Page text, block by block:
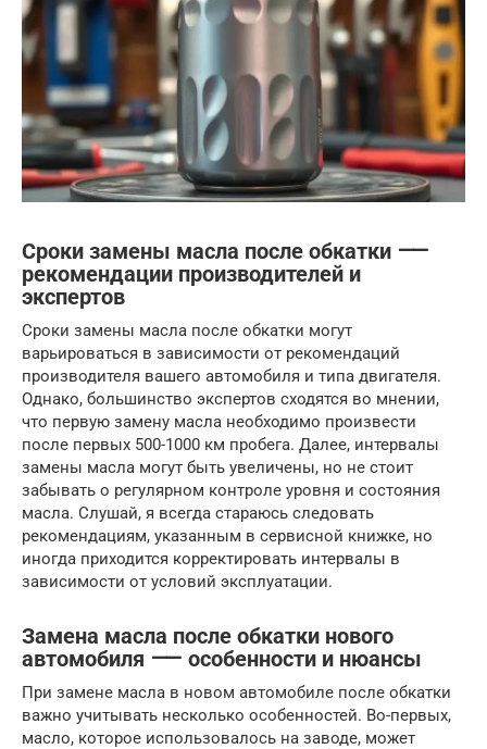
Сроки замены масла после обкатки ⸺
рекомендации производителей и
экспертов
Сроки замены масла после обкатки могут
варьироваться в зависимости от рекомендаций
производителя вашего автомобиля и типа двигателя.
Однако, большинство экспертов сходятся во мнении,
что первую замену масла необходимо произвести
после первых 500-1000 км пробега. Далее, интервалы
замены масла могут быть увеличены, но не стоит
забывать о регулярном контроле уровня и состояния
масла. Слушай, я всегда стараюсь следовать
рекомендациям, указанным в сервисной книжке, но
иногда приходится корректировать интервалы в
зависимости от условий эксплуатации.
Замена масла после обкатки нового
автомобиля ⸺ особенности и нюансы
При замене масла в новом автомобиле после обкатки
важно учитывать несколько особенностей. Во-первых,
масло, которое использовалось на заводе, может